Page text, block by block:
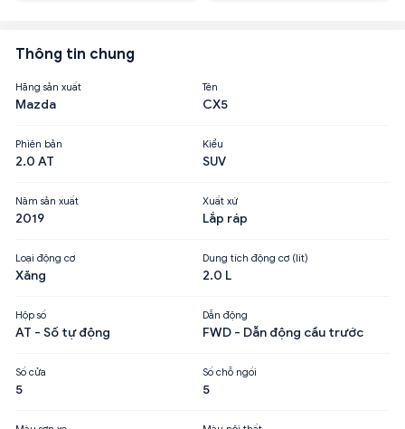
Thông tin chung
Hãng sản xuất
Mazda
Tên
CX5
Phiên bản
2.0 AT
Kiểu
SUV
Năm sản xuất
2019
Xuất xứ
Lắp ráp
Loại động cơ
Xăng
Dung tích động cơ (lít)
2.0 L
Hộp số
AT - Số tự động
Dẫn động
FWD - Dẫn động cầu trước
Số cửa
5
Số chỗ ngồi
5